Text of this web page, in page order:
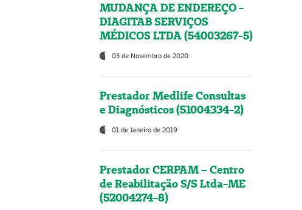
MUDANÇA DE ENDEREÇO -
DIAGITAB SERVIÇOS
MÉDICOS LTDA (54003267-5)
03 de Novembro de 2020
Prestador Medlife Consultas
e Diagnósticos (51004334-2)
01 de Janeiro de 2019
Prestador CERPAM – Centro
de Reabilitação S/S Ltda-ME
(52004274-8)